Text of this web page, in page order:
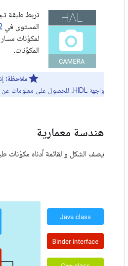
المستوى في
لمكوّنات
المكوّنات.
ملاحظة:
واجهة HIDL. للحصول على معلومات عن المكوّنات القديمة، يُرجى الاطّلاع على
هندسة معمارية
يصف الشكل والقائمة أدناه مكوّنات